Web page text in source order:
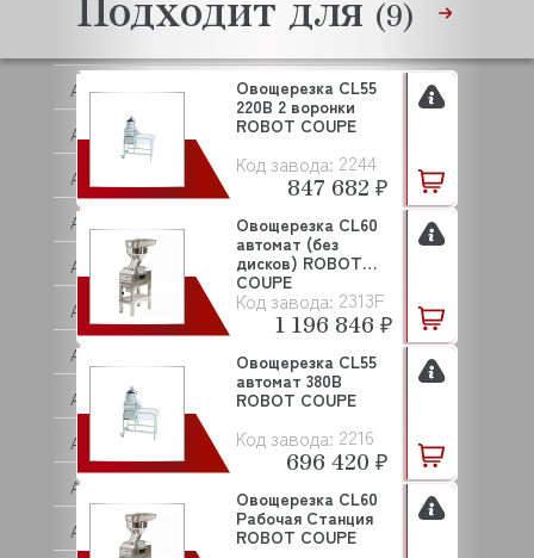
ANVIL
APACH
APS
AQUA
ARISTARCO
ARKTO
ARTHERMO
ASCASO
ASCO
ASCOBLOC
ASCON TECNOLOGIC
(9)
Код завода: 2244
Овощерезка CL55
220В 2 воронки
ROBOT COUPE
847 682 ₽
Код завода: 2313F
Овощерезка CL60
автомат (без
дисков) ROBOT
COUPE
1 196 846 ₽
Код завода: 2216
Овощерезка CL55
автомат 380В
ROBOT COUPE
696 420 ₽
Овощерезка CL60
Рабочая Станция
ROBOT COUPE